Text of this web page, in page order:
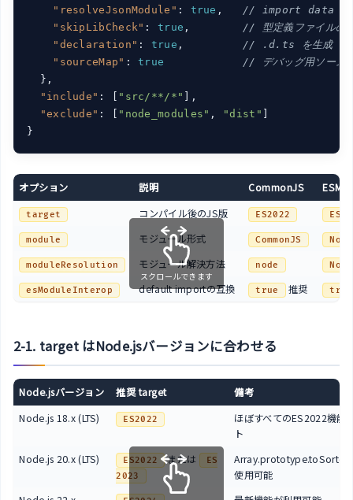
"resolveJsonModule" : true , // import data
"skipLibCheck" : true , // 型定義ファイルの
"declaration" : true , // .d.ts を生成（ライ
"sourceMap" : true
// デバッグ用ソース
  },
"include" : [ "src/**/*"
],
"exclude" : [ "node_modules" , "dist"
オプション 説明 CommonJS ESM
target コンパイル後のJS版 ES2022
module モジュール形式 CommonJS
moduleResolution モジュール解決方法 node
esModuleInterop default importの互換 true 推奨 true
スクロールできます
2-1. target はNode.jsバージョンに合わせる
Node.jsバージョン 推奨 target
備考
Node.js 18.x (LTS)
ES2022
ほぼすべてのES2022機能
ト
Node.js 20.x (LTS)
ES2022 または
ES
2023
使用可能